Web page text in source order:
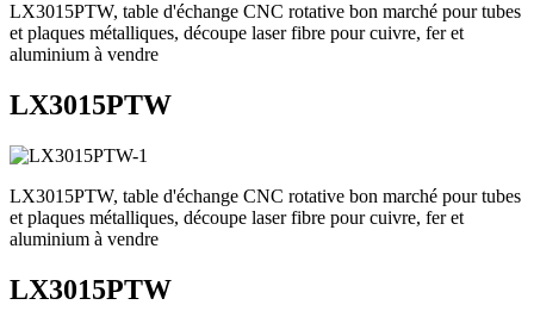
LX3015PTW, table d'échange CNC rotative bon marché pour tubes
et plaques métalliques, découpe laser fibre pour cuivre, fer et
aluminium à vendre
LX3015PTW
LX3015PTW, table d'échange CNC rotative bon marché pour tubes
et plaques métalliques, découpe laser fibre pour cuivre, fer et
aluminium à vendre
LX3015PTW